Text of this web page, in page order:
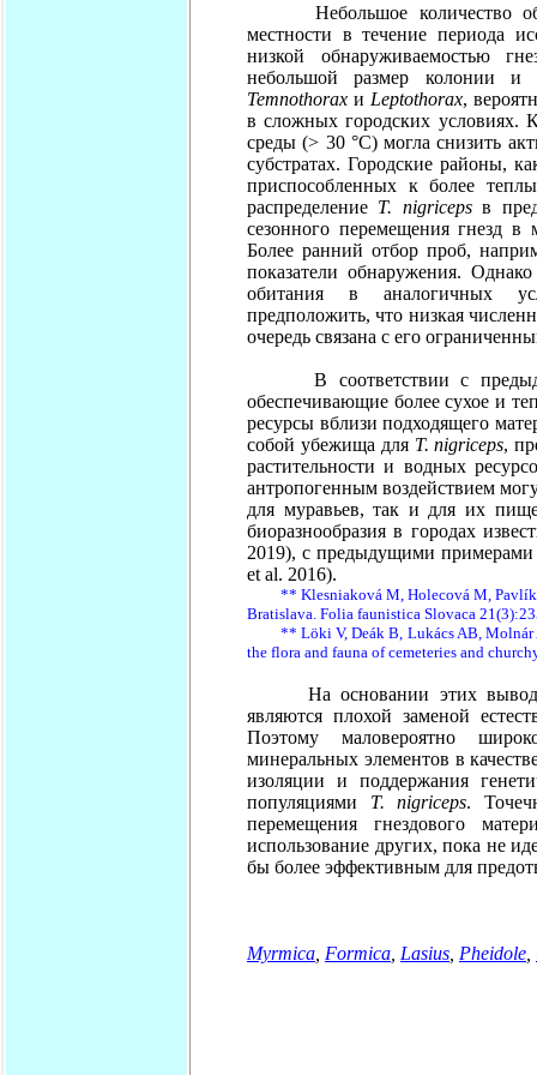
Небольшое количество
местности в течение периода
низкой обнаруживаемостью
небольшой размер колонии и
Temnothoraxи Leptothorax,
в сложных городских условиях.
среды (> 30 °C) могла снизить
субстратах. Городские районы,
приспособленных к более
распределение T. nigricepsв
сезонного перемещения гнезд
Более ранний отбор проб,
показатели обнаружения.
обитания в аналогичных
предположить, что низкая
очередь связана с его
В соответствии с
обеспечивающие более сухое и
ресурсы вблизи подходящего
собой убежища для T. nigriceps,
растительности и водных
антропогенным воздействием
для муравьев, так и для их
биоразнообразия в городах
2019), с предыдущими
et al. 2016).
** Klesniaková M, Holecová M,
Bratislava. Folia faunistica Slovaca
** Löki V, Deák B, Lukács AB, Molnár
the flora and fauna of cemeteries and
На основании этих выводов,
являются плохой заменой
Поэтому маловероятно
минеральных элементов в
изоляции и поддержания
популяциями T. nigriceps.
перемещения гнездового
использование других, пока не
бы более эффективным для
Myrmica, Formica, Lasius, Pheidole,